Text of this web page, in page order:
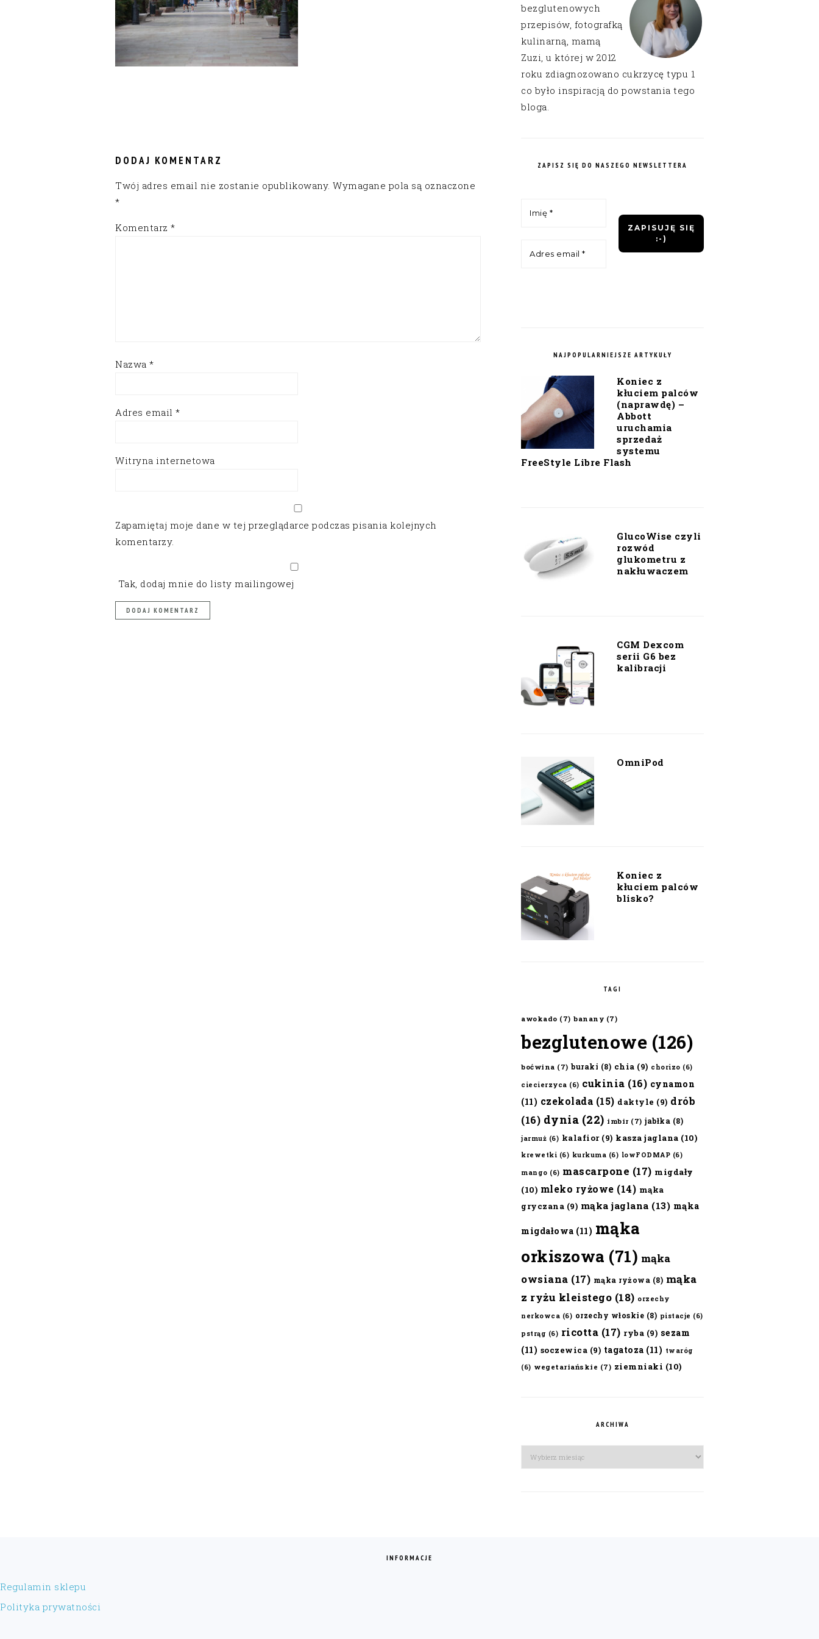
DODAJ KOMENTARZ
Twój adres email nie zostanie opublikowany. Wymagane pola są oznaczone
*
Komentarz *
Nazwa *
Adres email *
Witryna internetowa
Zapamiętaj moje dane w tej przeglądarce podczas pisania kolejnych
komentarzy.
Tak, dodaj mnie do listy mailingowej
bezglutenowych
przepisów, fotografką
kulinarną, mamą
Zuzi, u której w 2012
roku zdiagnozowano cukrzycę typu 1
co było inspiracją do powstania tego
bloga.
ZAPISZ SIĘ DO NASZEGO NEWSLETTERA
NAJPOPULARNIEJSZE ARTYKUŁY
Koniec z
kłuciem palców
(naprawdę) –
Abbott
uruchamia
sprzedaż
systemu
FreeStyle Libre Flash
GlucoWise czyli
rozwód
glukometru z
nakłuwaczem
CGM Dexcom
serii G6 bez
kalibracji
OmniPod
Koniec z
kłuciem palców
blisko?
TAGI
awokado (7) banany (7)
bezglutenowe (126)
boćwina (7) buraki (8) chia (9) chorizo (6)
ciecierzyca (6) cukinia (16) cynamon
(11) czekolada (15) daktyle (9) drób
(16) dynia (22) imbir (7) jabłka (8)
jarmuż (6) kalafior(9) kasza jaglana (10)
krewetki (6) kurkuma (6) lowFODMAP (6)
mango (6) mascarpone (17) migdały
(10) mleko ryżowe (14) mąka
gryczana (9) mąka jaglana (13) mąka
migdałowa (11) mąka
orkiszowa (71) mąka
owsiana (17) mąka ryżowa (8) mąka
z ryżu kleistego (18) orzechy
nerkowca (6) orzechy włoskie (8) pistacje (6)
pstrąg (6) ricotta (17) ryba (9) sezam
(11) soczewica (9) tagatoza (11) twaróg
(6) wegetariańskie (7) ziemniaki (10)
ARCHIWA
Archiwa
INFORMACJE
Regulamin sklepu
Polityka prywatności